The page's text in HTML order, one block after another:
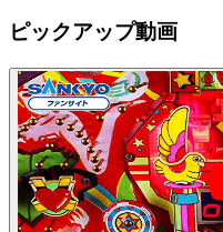
ピックアップ動画